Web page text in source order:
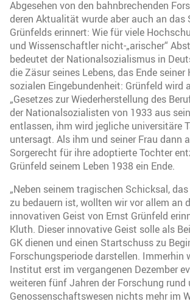
Abgesehen von den bahnbrechenden
deren Aktualität wurde aber auch an das
Grünfelds erinnert: Wie für viele
und Wissenschaftler nicht-„arischer“
bedeutet der Nationalsozialismus in
die Zäsur seines Lebens, das Ende seiner
sozialen Eingebundenheit: Grünfeld wird
„Gesetzes zur Wiederherstellung des
der Nationalsozialisten von 1933 aus
entlassen, ihm wird jegliche universitäre
untersagt. Als ihm und seiner Frau dann
Sorgerecht für ihre adoptierte Tochter
Grünfeld seinem Leben 1938 ein Ende.
„Neben seinem tragischen Schicksal,
zu bedauern ist, wollten wir vor allem an
innovativen Geist von Ernst Grünfeld
Kluth. Dieser innovative Geist solle als
GK dienen und einen Startschuss zu
Forschungsperiode darstellen. Immerhin
Institut erst im vergangenen Dezember
weiteren fünf Jahren der Forschung rund
Genossenschaftswesen nichts mehr im